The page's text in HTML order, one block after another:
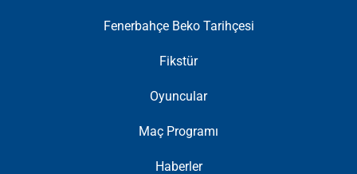
Fenerbahçe Beko Tarihçesi
Fikstür
Oyuncular
Maç Programı
Haberler